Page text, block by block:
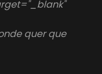
quer que